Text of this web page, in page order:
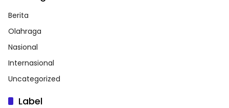
Berita
Olahraga
Nasional
Internasional
Uncategorized
Label